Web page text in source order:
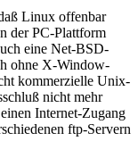
Linux offenbar
der PC-Plattform
eine Net-BSD-
ohne X-Window-
kommerzielle Unix-
nicht mehr
Internet-Zugang
ftp-Servern